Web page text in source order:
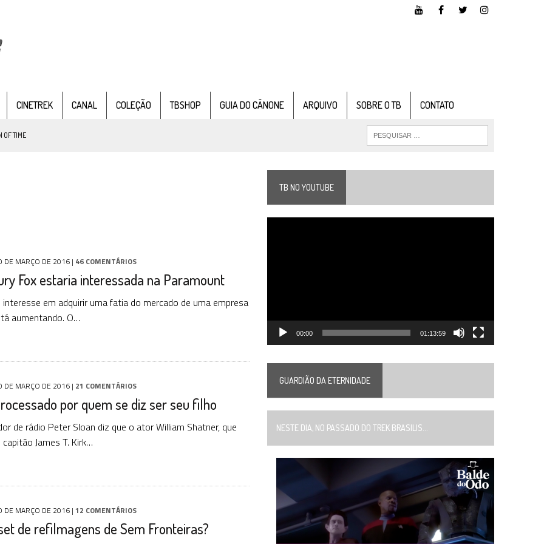
CINETREK CANAL COLEÇÃO TBSHOP GUIA DO CÂNONE ARQUIVO SOBRE O TB CONTATO
OF TIME
DE FÃS AXANAR HORAS APÓS ESTREIA
– “THE GRIFFIN INCIDENT” (4×02)
SOBRE DIFERENTES PONTOS DE VISTA
JÁ DISPONÍVEL EM PRÉ-VENDA!
DE MARÇO DE 2016 | 46 COMENTÁRIOS
Fox estaria interessada na Paramount
interesse em adquirir uma fatia do mercado de uma empresa
aumentando. O…
DE MARÇO DE 2016 | 21 COMENTÁRIOS
por quem se diz ser seu filho
de rádio Peter Sloan diz que o ator William Shatner, que
James T. Kirk…
DE MARÇO DE 2016 | 12 COMENTÁRIOS
de refilmagens de Sem Fronteiras?
TB NO YOUTUBE
00:00 01:13:59
GUARDIÃO DA ETERNIDADE
NESTE DIA, NO PASSADO DO TREK BRASILIS...